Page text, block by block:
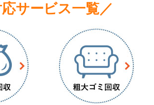
サービス一覧／